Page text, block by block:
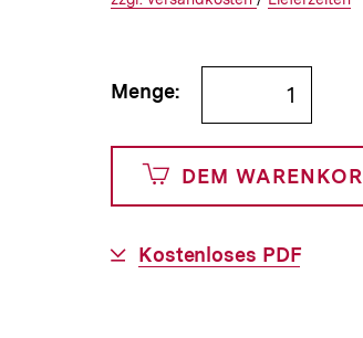
€
und
0
Cents
angeben
Menge:
DEM
Download-
Kostenloses PDF